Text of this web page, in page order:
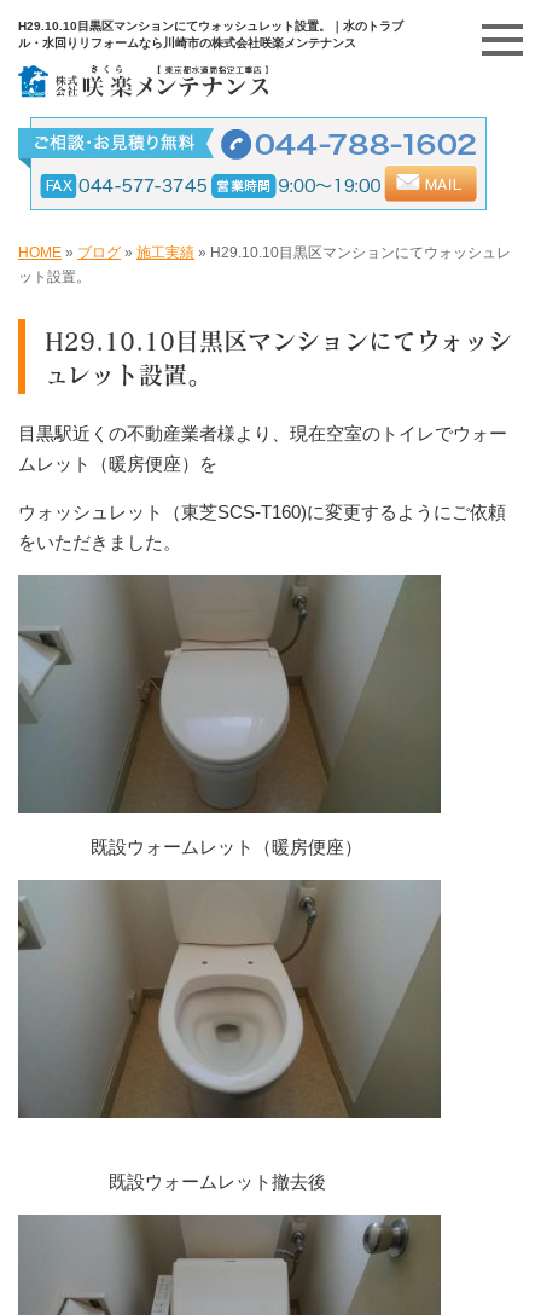
H29.10.10目黒区マンションにてウォッシュレット設置。｜水のトラブ
ル・水回りリフォームなら川崎市の株式会社咲楽メンテナンス
HOME » ブログ » 施工実績 » H29.10.10目黒区マンションにてウォッシュレ
ット設置。
H29.10.10目黒区マンションにてウォッシ
ュレット設置。
目黒駅近くの不動産業者様より、現在空室のトイレでウォー
ムレット（暖房便座）を
ウォッシュレット（東芝SCS-T160)に変更するようにご依頼
をいただきました。
既設ウォームレット（暖房便座）
既設ウォームレット撤去後